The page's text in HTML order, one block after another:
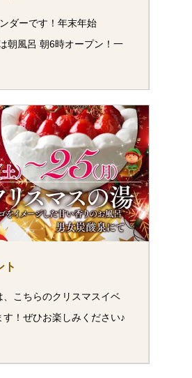
ダーです！年末年始
朝風呂 朝6時オープン！一
ト
こちらのクリスマスイベ
す！ぜひお楽しみください♪